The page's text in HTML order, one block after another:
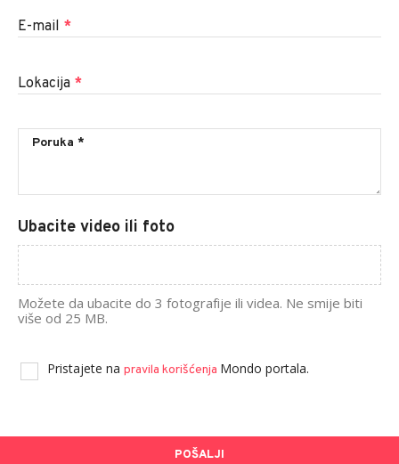
E-mail *
Lokacija *
Ubacite video ili foto
Možete da ubacite do 3 fotografije ili videa. Ne smije biti
više od 25 MB.
Pristajete na pravila korišćenja Mondo portala.
POŠALJI